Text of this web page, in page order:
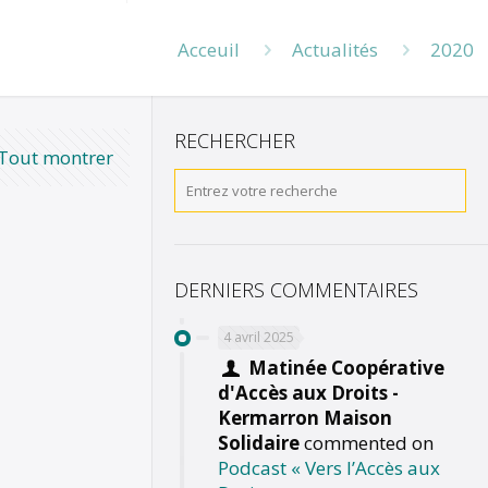
Acceuil Actualités 2020
montrer
RECHERCHER
DERNIERS COMMENTAIRES
4 avril 2025
Matinée Coopérative
d'Accès aux Droits -
Kermarron Maison
Solidairecommented on
Podcast « Vers l’Accès aux